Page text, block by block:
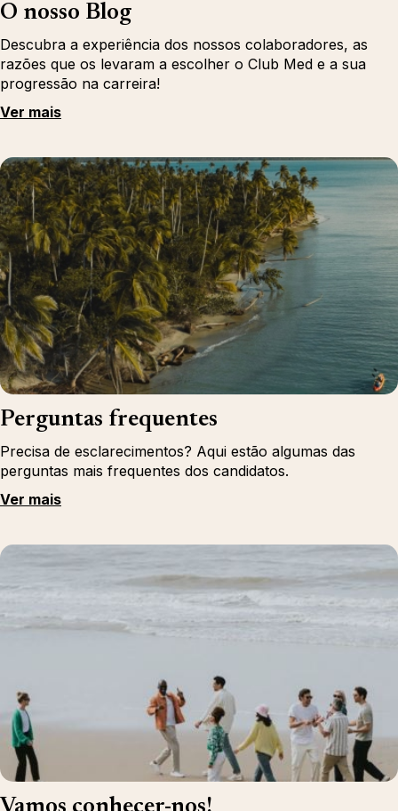
O nosso Blog
Descubra a experiência dos nossos colaboradores, as
razões que os levaram a escolher o Club Med e a sua
progressão na carreira!
Ver mais
Perguntas frequentes
Precisa de esclarecimentos? Aqui estão algumas das
perguntas mais frequentes dos candidatos.
Ver mais